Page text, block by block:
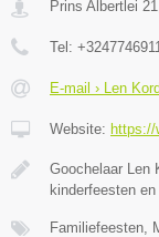
Prins Albertlei 21
Tel:
E-mail › Len
Website: https://
Goochelaar Len
kinderfeesten en
Familiefeesten,